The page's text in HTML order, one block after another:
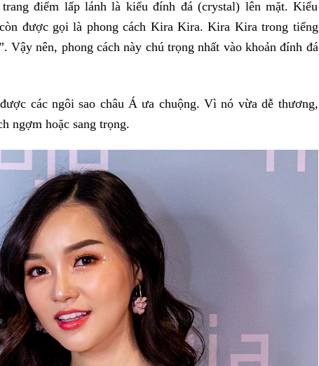
điểm lấp lánh là kiểu đính đá (crystal) lên mặt. Kiểu
được gọi là phong cách Kira Kira. Kira Kira trong tiếng
Vậy nên, phong cách này chú trọng nhất vào khoản đính đá
các ngôi sao châu Á ưa chuộng. Vì nó vừa dễ thương,
ngợm hoặc sang trọng.